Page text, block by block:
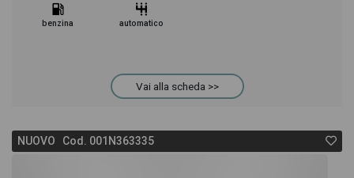
benzina automatico
Vai alla scheda >>
NUOVO Cod. 001N363335